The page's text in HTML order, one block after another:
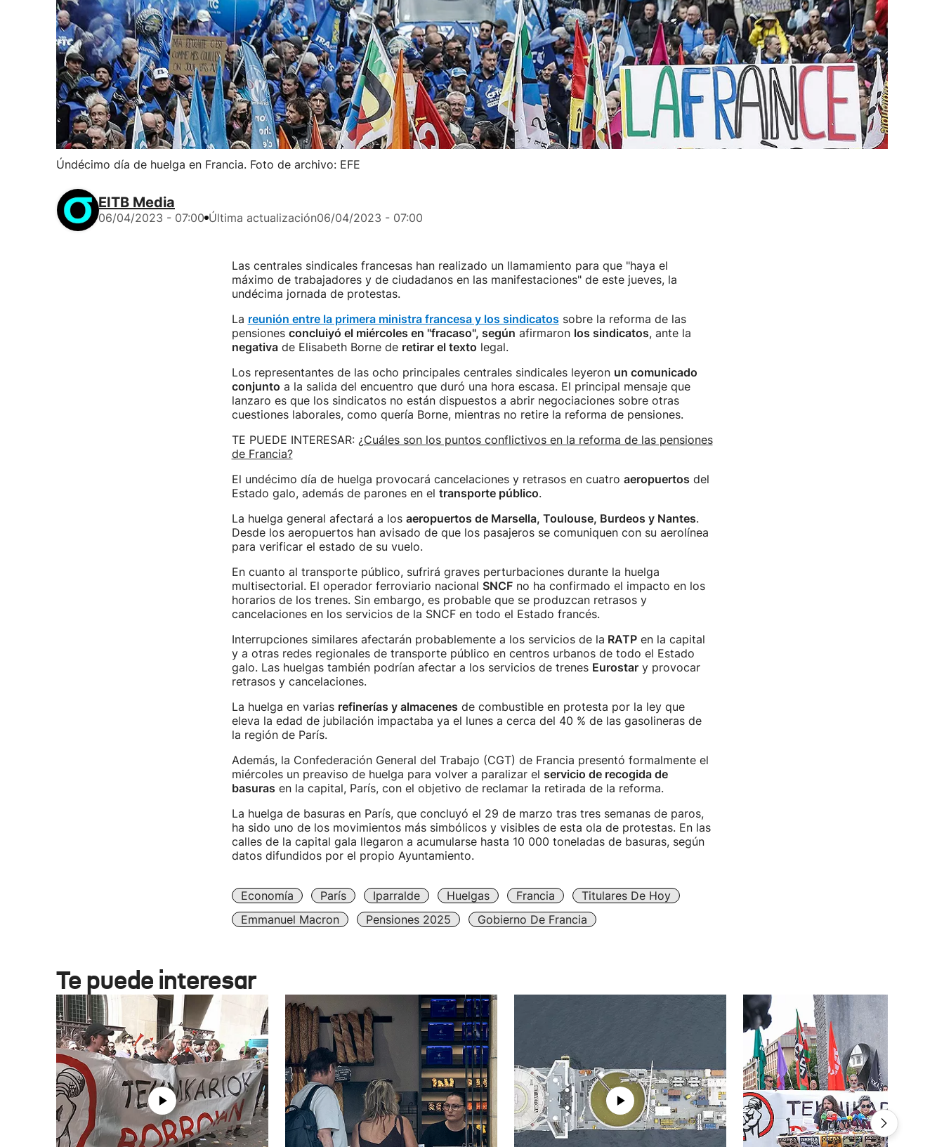
Úndécimo día de huelga en Francia. Foto de archivo: EFE
EITB Media
06/04/2023 - 07:00 Última actualización06/04/2023 - 07:00
Las centrales sindicales francesas han realizado un llamamiento para que "haya el
máximo de trabajadores y de ciudadanos en las manifestaciones" de este jueves, la
undécima jornada de protestas.
La reunión entre la primera ministra francesa y los sindicatossobre la reforma de las
pensiones concluiyó el miércoles en "fracaso", según afirmaron los sindicatos, ante la
negativade Elisabeth Borne de retirar el texto legal.
Los representantes de las ocho principales centrales sindicales leyeron un comunicado
conjunto a la salida del encuentro que duró una hora escasa. El principal mensaje que
lanzaro es que los sindicatos no están dispuestos a abrir negociaciones sobre otras
cuestiones laborales, como quería Borne, mientras no retire la reforma de pensiones.
TE PUEDE INTERESAR: ¿Cuáles son los puntos conflictivos en la reforma de las pensiones
de Francia?
El undécimo día de huelga provocará cancelaciones y retrasos en cuatro aeropuertos del
Estado galo, además de parones en el transporte público.
La huelga general afectará a los aeropuertos de Marsella, Toulouse, Burdeos y Nantes.
Desde los aeropuertos han avisado de que los pasajeros se comuniquen con su aerolínea
para verificar el estado de su vuelo.
En cuanto al transporte público, sufrirá graves perturbaciones durante la huelga
multisectorial. El operador ferroviario nacional SNCFno ha confirmado el impacto en los
horarios de los trenes. Sin embargo, es probable que se produzcan retrasos y
cancelaciones en los servicios de la SNCF en todo el Estado francés.
Interrupciones similares afectarán probablemente a los servicios de la RATPen la capital
y a otras redes regionales de transporte público en centros urbanos de todo el Estado
galo. Las huelgas también podrían afectar a los servicios de trenes Eurostary provocar
retrasos y cancelaciones.
La huelga en varias refinerías y almacenes de combustible en protesta por la ley que
eleva la edad de jubilación impactaba ya el lunes a cerca del 40 % de las gasolineras de
la región de París.
Además, la Confederación General del Trabajo (CGT) de Francia presentó formalmente el
miércoles un preaviso de huelga para volver a paralizar el servicio de recogida de
basuras en la capital, París, con el objetivo de reclamar la retirada de la reforma.
La huelga de basuras en París, que concluyó el 29 de marzo tras tres semanas de paros,
ha sido uno de los movimientos más simbólicos y visibles de esta ola de protestas. En las
calles de la capital gala llegaron a acumularse hasta 10 000 toneladas de basuras, según
datos difundidos por el propio Ayuntamiento.
Economía París Iparralde Huelgas Francia
Titulares De Hoy
Emmanuel Macron
Pensiones 2025 Gobierno De Francia
Te puede interesar